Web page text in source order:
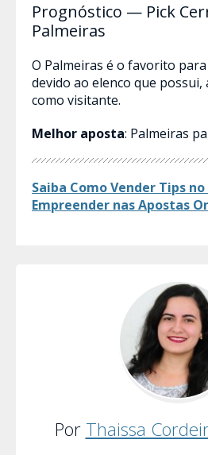
Prognóstico — Pick
Palmeiras
O Palmeiras é o favorito
devido ao elenco que
como visitante.
Melhor aposta: Palmeiras
Saiba Como Vender Tips
Empreender nas Apostas​
Por Thaissa